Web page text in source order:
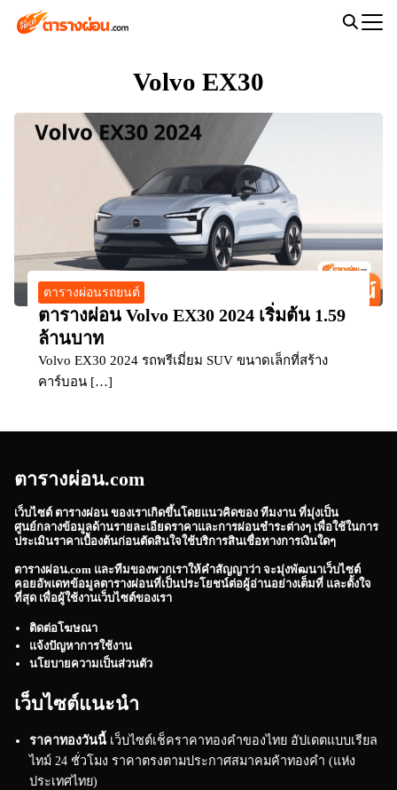
Volvo EX30
ตารางผ่อนรถยนต์
ตารางผ่อน Volvo EX30 2024 เริ่มต้น 1.59
ล้านบาท
Volvo EX30 2024 รถพรีเมี่ยม SUV ขนาดเล็กที่สร้าง
คาร์บอน […]
ตารางผ่อน.com
เว็บไซต์ ตารางผ่อน ของเราเกิดขึ้นโดยแนวคิดของ ทีมงาน ที่มุ่งเป็น
ศูนย์กลางข้อมูลด้านรายละเอียดราคาและการผ่อนชำระต่างๆ เพื่อใช้ในการ
ประเมินราคาเบื้องต้นก่อนตัดสินใจใช้บริการสินเชื่อทางการเงินใดๆ
ตารางผ่อน.com และทีมของพวกเราให้คำสัญญาว่า จะมุ่งพัฒนาเว็บไซต์
คอยอัพเดทข้อมูลตารางผ่อนที่เป็นประโยชน์ต่อผู้อ่านอย่างเต็มที่ และตั้งใจ
ที่สุด เพื่อผู้ใช้งานเว็บไซต์ของเรา
ติดต่อโฆษณา
แจ้งปัญหาการใช้งาน
นโยบายความเป็นส่วนตัว
เว็บไซต์แนะนำ
ราคาทองวันนี้ เว็บไซต์เช็คราคาทองคำของไทย อัปเดตแบบเรียล
ไทม์ 24 ชั่วโมง ราคาตรงตามประกาศสมาคมค้าทองคำ (แห่ง
ประเทศไทย)